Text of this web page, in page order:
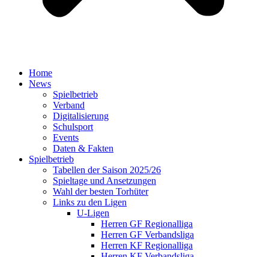
Home
News
Spielbetrieb
Verband
Digitalisierung
Schulsport
Events
Daten & Fakten
Spielbetrieb
Tabellen der Saison 2025/26
Spieltage und Ansetzungen
Wahl der besten Torhüter
Links zu den Ligen
U-Ligen
Herren GF Regionalliga
Herren GF Verbandsliga
Herren KF Regionalliga